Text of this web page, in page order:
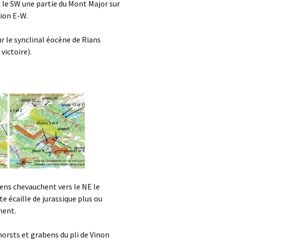
SW une partie du Mont Major sur
E-W.
le synclinal éocène de Rians
chevauchent vers le NE le
écaille de jurassique plus ou
et grabens du pli de Vinon